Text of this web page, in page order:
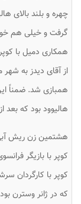
چهره و بلند بالای
همکاری دمیل با
از آقای دیدز به
همبازی شد. ضمناً
هالیوود بود که
هشتمین زن ریش
کوپر با بازیگر
کوپر با کارگردان
که در ژانر وسترن